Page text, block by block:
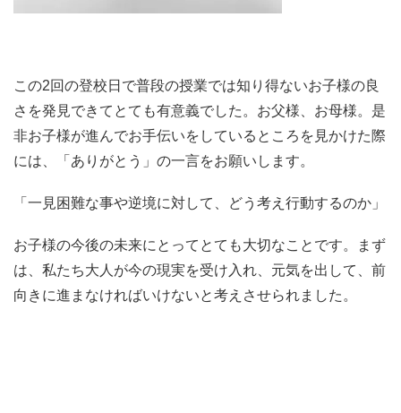
この2回の登校日で普段の授業では知り得ないお子様の良
さを発見できてとても有意義でした。お父様、お母様。是
非お子様が進んでお手伝いをしているところを見かけた際
には、「ありがとう」の一言をお願いします。
「一見困難な事や逆境に対して、どう考え行動するのか」
お子様の今後の未来にとってとても大切なことです。まず
は、私たち大人が今の現実を受け入れ、元気を出して、前
向きに進まなければいけないと考えさせられました。